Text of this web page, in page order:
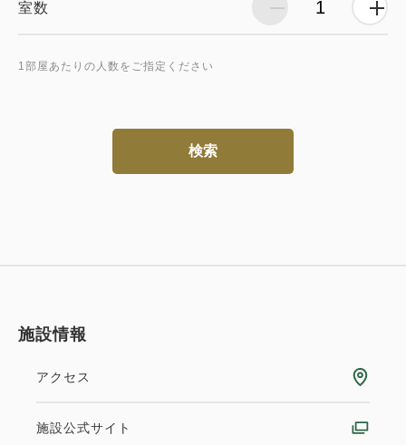
室数
1部屋あたりの人数をご指定ください
検索
施設情報
アクセス
施設公式サイト